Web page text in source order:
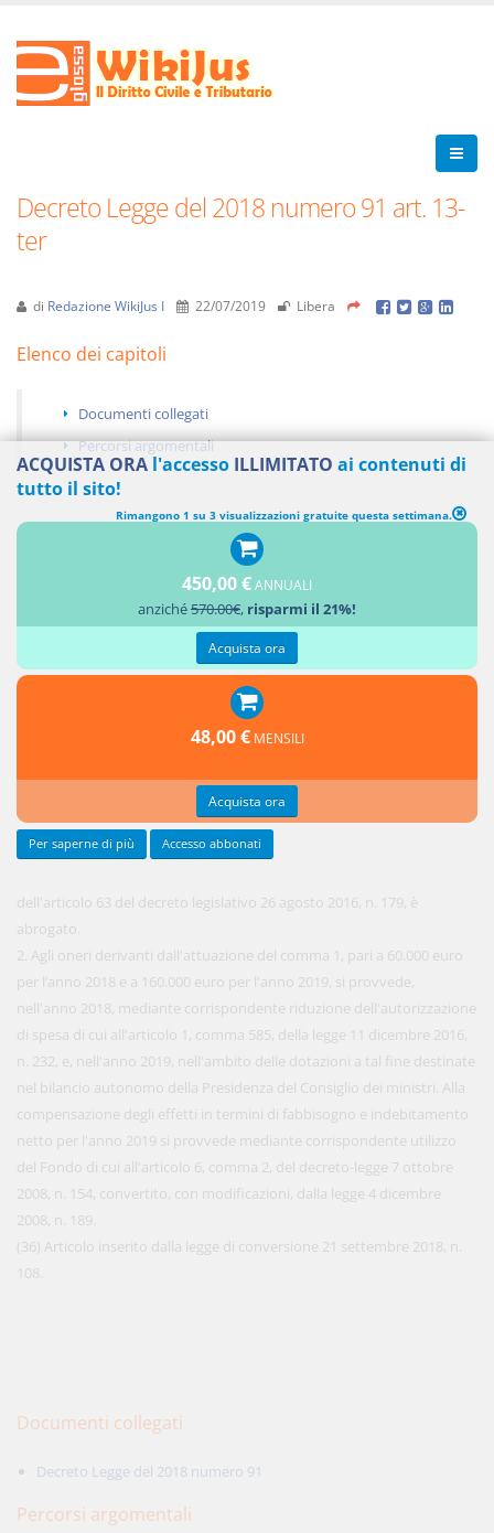
Decreto Legge del 2018 numero 91 art. 13-
ter
di Redazione WikiJus I 22/07/2019 Libera
Elenco dei capitoli
Documenti collegati
Percorsi argomentali
MODIFICA AL DECRETO LEGISLATIVO 26 AGOSTO 2016, N. 179
dell'articolo 63 del decreto legislativo 26 agosto 2016, n. 179, è
abrogato.
2. Agli oneri derivanti dall'attuazione del comma 1, pari a 60.000 euro
per l’anno 2018 e a 160.000 euro per l'anno 2019, si provvede,
nell'anno 2018, mediante corrispondente riduzione dell'autorizzazione
di spesa di cui all'articolo 1, comma 585, della legge 11 dicembre 2016,
n. 232, e, nell'anno 2019, nell'ambito delle dotazioni a tal fine destinate
nel bilancio autonomo della Presidenza del Consiglio dei ministri. Alla
compensazione degli effetti in termini di fabbisogno e indebitamento
netto per l'anno 2019 si provvede mediante corrispondente utilizzo
del Fondo di cui all'articolo 6, comma 2, del decreto-legge 7 ottobre
2008, n. 154, convertito, con modificazioni, dalla legge 4 dicembre
2008, n. 189.
(36) Articolo inserito dalla legge di conversione 21 settembre 2018, n.
108.
Documenti collegati
Decreto Legge del 2018 numero 91
Percorsi argomentali
ACQUISTA ORA l'accesso ILLIMITATO ai contenuti di
tutto il sito!
Rimangono 1 su 3 visualizzazioni gratuite questa settimana.
450,00 €ANNUALI
anziché570.00€, risparmi il 21%!
Acquista ora
48,00 € MENSILI
Acquista ora
Per saperne di più Accesso abbonati